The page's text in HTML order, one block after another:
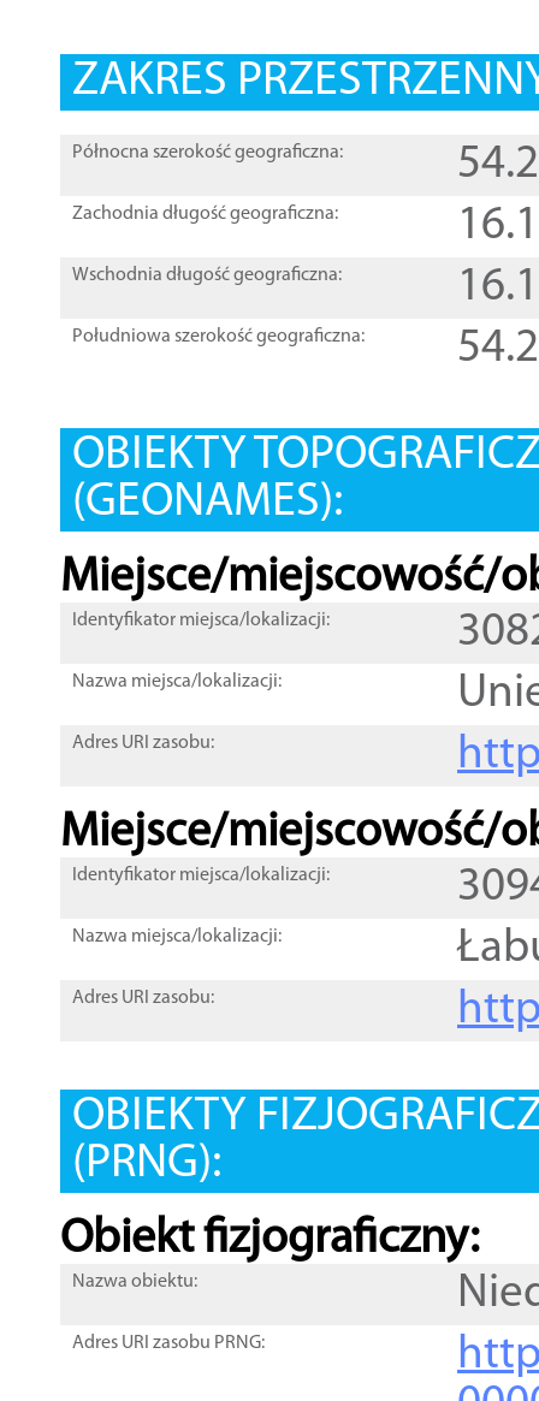
ZAKRES
Północna szerokość geograficzna:
Zachodnia długość geograficzna:
Wschodnia długość geograficzna:
Południowa szerokość geograficzna:
OBIEKTY
(GEONAMES):
Miejsce/miejscowość/
Identyfikator miejsca/lokalizacji:
Nazwa miejsca/lokalizacji:
Adres URI zasobu:
Miejsce/miejscowość/
Identyfikator miejsca/lokalizacji:
Nazwa miejsca/lokalizacji:
Adres URI zasobu:
OBIEKTY
(PRNG):
Obiekt fizjograficzny:
Nazwa obiektu:
Adres URI zasobu PRNG: